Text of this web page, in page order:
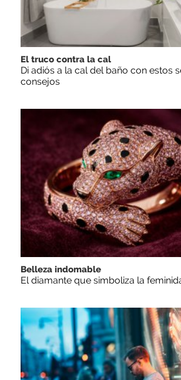
El truco contra la cal
Di adiós a la cal del baño con estos
consejos
Belleza indomable
El diamante que simboliza la